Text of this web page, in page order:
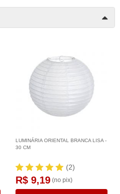
LUMINÁRIA ORIENTAL BRANCA LISA -
30 CM
(2)
R$ 9,19 (no pix)